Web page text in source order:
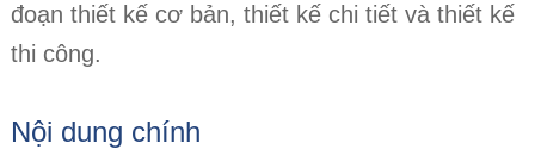
đoạn thiết kế cơ bản, thiết kế chi tiết và thiết kế
thi công.
Nội dung chính